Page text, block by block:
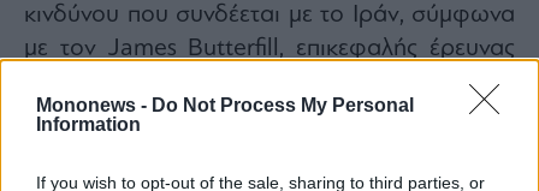
Mononews - Do Not Process My Personal
Information
If you wish to opt-out of the sale, sharing to third parties, or
κινδύνου που συνδέεται με το Ιράν, σύμφωνα
με τον James Butterfill, επικεφαλής έρευνας
Οι εκροές από τα Spot Bitcoin ETFs
τιμής